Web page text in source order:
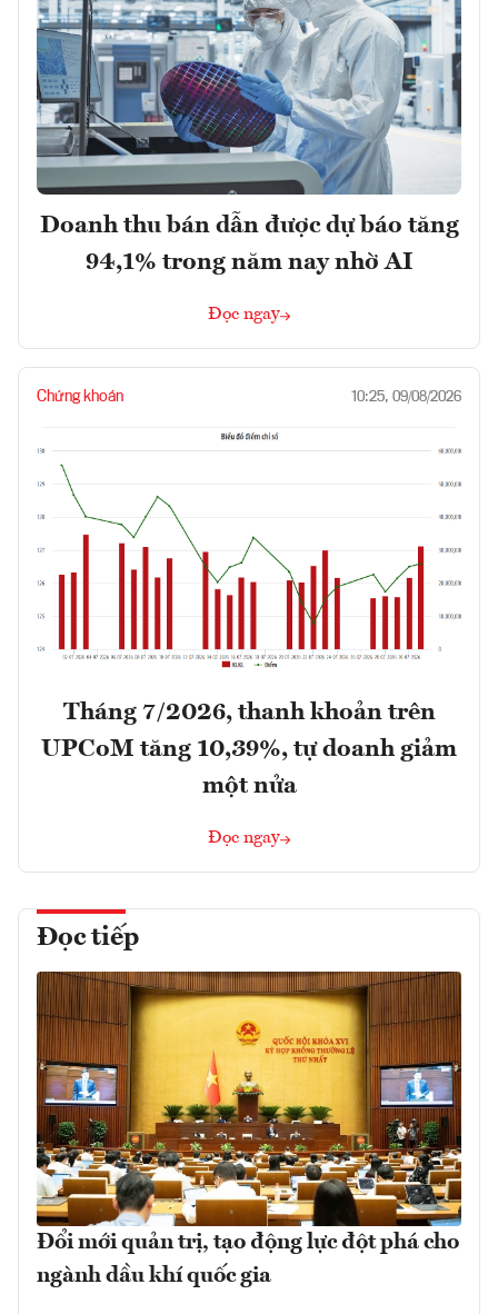
Doanh thu bán dẫn được dự báo tăng
94,1% trong năm nay nhờ AI
Đọc ngay
Chứng khoán 10:25, 09/08/2026
Tháng 7/2026, thanh khoản trên
UPCoM tăng 10,39%, tự doanh giảm
một nửa
Đọc ngay
Đọc tiếp
Đổi mới quản trị, tạo động lực đột phá cho
ngành dầu khí quốc gia